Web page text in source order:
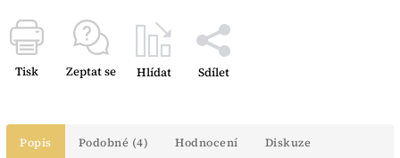
Tisk Zeptat se Hlídat Sdílet
Popis Podobné (4) Hodnocení Diskuze